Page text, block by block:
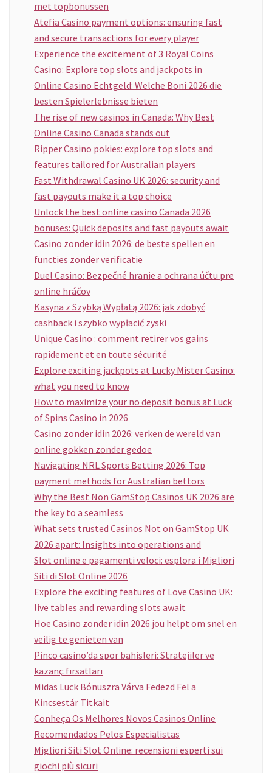
met topbonussen
Atefia Casino payment options: ensuring fast
and secure transactions for every player
Experience the excitement of 3 Royal Coins
Casino: Explore top slots and jackpots in
Online Casino Echtgeld: Welche Boni 2026 die
besten Spielerlebnisse bieten
The rise of new casinos in Canada: Why Best
Online Casino Canada stands out
Ripper Casino pokies: explore top slots and
features tailored for Australian players
Fast Withdrawal Casino UK 2026: security and
fast payouts make it a top choice
Unlock the best online casino Canada 2026
bonuses: Quick deposits and fast payouts await
Casino zonder idin 2026: de beste spellen en
functies zonder verificatie
Duel Casino: Bezpečné hranie a ochrana účtu pre
online hráčov
Kasyna z Szybką Wypłatą 2026: jak zdobyć
cashback i szybko wypłacić zyski
Unique Casino : comment retirer vos gains
rapidement et en toute sécurité
Explore exciting jackpots at Lucky Mister Casino:
what you need to know
How to maximize your no deposit bonus at Luck
of Spins Casino in 2026
Casino zonder idin 2026: verken de wereld van
online gokken zonder gedoe
Navigating NRL Sports Betting 2026: Top
payment methods for Australian bettors
Why the Best Non GamStop Casinos UK 2026 are
the key to a seamless
What sets trusted Casinos Not on GamStop UK
2026 apart: Insights into operations and
Slot online e pagamenti veloci: esplora i Migliori
Siti di Slot Online 2026
Explore the exciting features of Love Casino UK:
live tables and rewarding slots await
Hoe Casino zonder idin 2026 jou helpt om snel en
veilig te genieten van
Pinco casino’da spor bahisleri: Stratejiler ve
kazanç fırsatları
Midas Luck Bónuszra Várva Fedezd Fel a
Kincsestár Titkait
Conheça Os Melhores Novos Casinos Online
Recomendados Pelos Especialistas
Migliori Siti Slot Online: recensioni esperti sui
giochi più sicuri